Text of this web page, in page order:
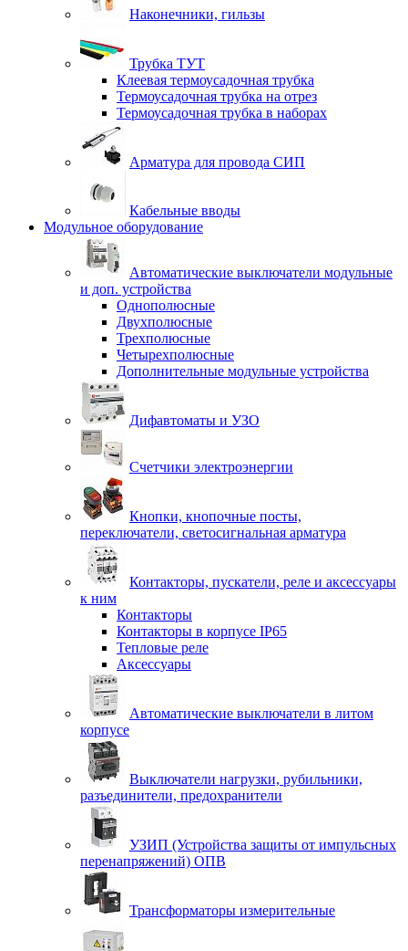
Наконечники, гильзы
Трубка ТУТ
Клеевая термоусадочная трубка
Термоусадочная трубка на отрез
Термоусадочная трубка в наборах
Арматура для провода СИП
Кабельные вводы
Модульное оборудование
Автоматические выключатели модульные
и доп. устройства
Однополюсные
Двухполюсные
Трехполюсные
Четырехполюсные
Дополнительные модульные устройства
Дифавтоматы и УЗО
Счетчики электроэнергии
Кнопки, кнопочные посты,
переключатели, светосигнальная арматура
Контакторы, пускатели, реле и аксессуары
к ним
Контакторы
Контакторы в корпусе IP65
Тепловые реле
Аксессуары
Автоматические выключатели в литом
корпусе
Выключатели нагрузки, рубильники,
разъединители, предохранители
УЗИП (Устройства защиты от импульсных
перенапряжений) ОПВ
Трансформаторы измерительные